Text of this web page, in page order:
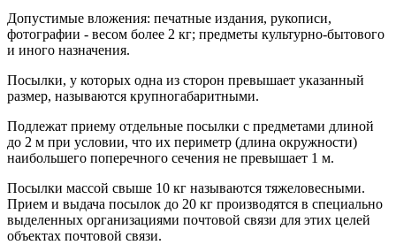
Допустимые вложения: печатные издания, рукописи,
фотографии - весом более 2 кг; предметы культурно-бытового
и иного назначения.
Посылки, у которых одна из сторон превышает указанный
размер, называются крупногабаритными.
Подлежат приему отдельные посылки с предметами длиной
до 2 м при условии, что их периметр (длина окружности)
наибольшего поперечного сечения не превышает 1 м.
Посылки массой свыше 10 кг называются тяжеловесными.
Прием и выдача посылок до 20 кг производятся в специально
выделенных организациями почтовой связи для этих целей
объектах почтовой связи.